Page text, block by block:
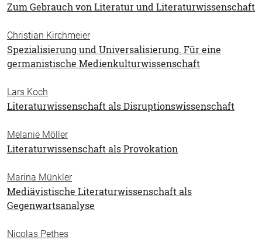
Zum Gebrauch von Literatur und Literaturwissenschaft
Christian Kirchmeier
Spezialisierung und Universalisierung. Für eine
germanistische Medienkulturwissenschaft
Lars Koch
Literaturwissenschaft als Disruptionswissenschaft
Melanie Möller
Literaturwissenschaft als Provokation
Marina Münkler
Mediävistische Literaturwissenschaft als
Gegenwartsanalyse
Nicolas Pethes